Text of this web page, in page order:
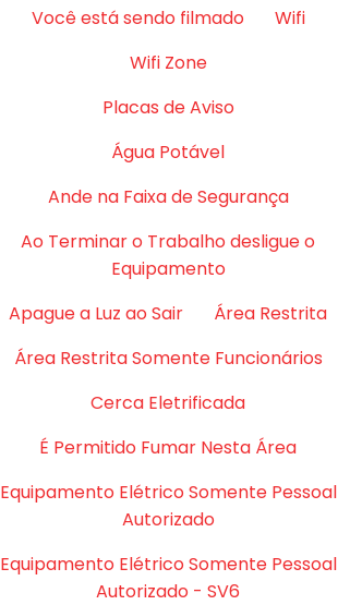
Você está sendo filmado
Wifi
Wifi Zone
Placas de Aviso
Água Potável
Ande na Faixa de Segurança
Ao Terminar o Trabalho desligue o
Equipamento
Apague a Luz ao Sair
Área Restrita
Área Restrita Somente Funcionários
Cerca Eletrificada
É Permitido Fumar Nesta Área
Equipamento Elétrico Somente Pessoal
Autorizado
Equipamento Elétrico Somente Pessoal
Autorizado - SV6